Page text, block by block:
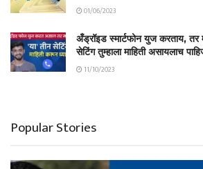
01/06/2023
अँड्रॉइड स्मार्टफोन युज करताय, तर
सेटिंग तुम्हाला माहिती असायलाच
11/10/2023
Popular Stories